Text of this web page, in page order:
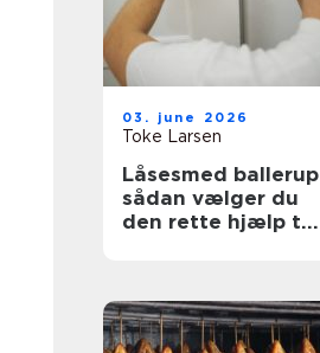
03. june 2026
Toke Larsen
Låsesmed ballerup
sådan vælger du
den rette hjælp til